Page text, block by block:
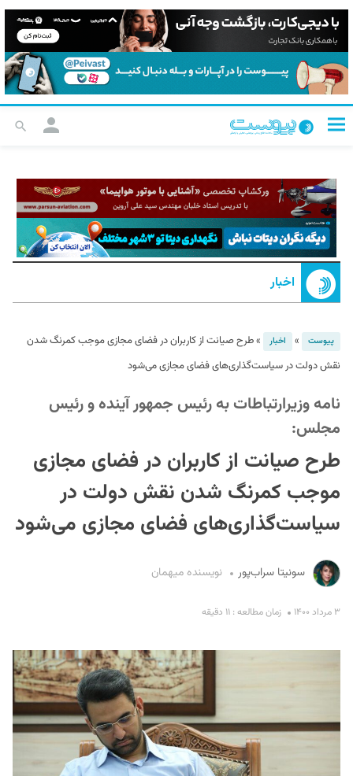
اخبار
پیوست » اخبار »طرح صیانت از کاربران در فضای مجازی موجب کمرنگ شدن
نقش دولت در سیاست‌گذاری‌های فضای مجازی می‌شود
نامه وزیرارتباطات به رئیس جمهور آینده و رئیس
مجلس:
طرح صیانت از کاربران در فضای مجازی
موجب کمرنگ شدن نقش دولت در
سیاست‌گذاری‌های فضای مجازی می‌شود
سونیتا سراب‌پور نویسنده میهمان
۳ مرداد ۱۴۰۰ زمان مطالعه : ۱۱ دقیقه